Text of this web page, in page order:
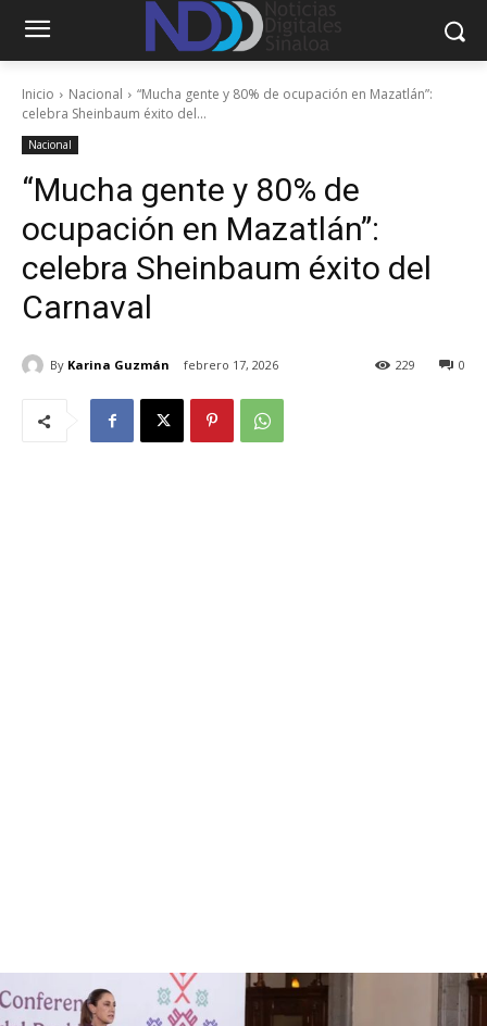
Inicio Nacional
“Mucha gente y 80% de ocupación en Mazatlán”:
celebra Sheinbaum éxito del...
Nacional
“Mucha gente y 80% de
ocupación en Mazatlán”:
celebra Sheinbaum éxito del
Carnaval
By Karina Guzmán febrero 17, 2026 0
229